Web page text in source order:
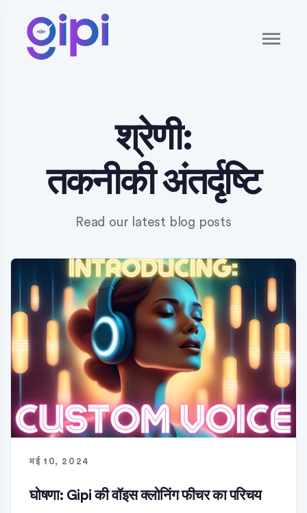
श्रेणी:
तकनीकी अंतर्दृष्टि
Read our latest blog posts
मई 10, 2024
घोषणा: Gipi की वॉइस क्लोनिंग फीचर का परिचय